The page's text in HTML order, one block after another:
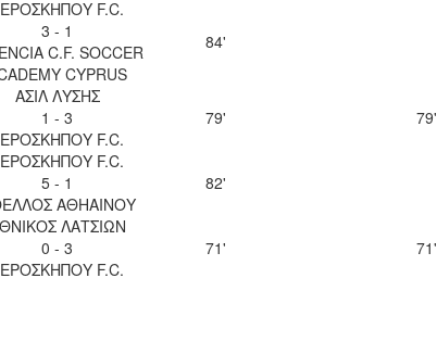
F.C.
3 - 1
C.F. SOCCER
CYPRUS
84'
ΑΣΙΛ ΛΥΣΗΣ
1 - 3
F.C.
79'
79'
F.C.
5 - 1
ΑΘΗΑΙΝΟΥ
82'
ΛΑΤΣΙΩΝ
0 - 3
F.C.
71' 71'